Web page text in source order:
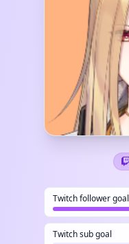
Twitch follower goal
Twitch sub goal